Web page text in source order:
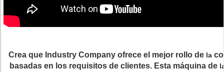
Crea que Industry Companyofrece el mejor rollo dela
basadas en los requisitos de clientes. Esta máquina de